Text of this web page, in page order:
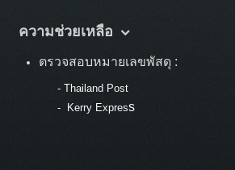
ความช่วยเหลือ
ตรวจสอบหมายเลขพัสดุ :
- Thailand Post
- Kerry Express